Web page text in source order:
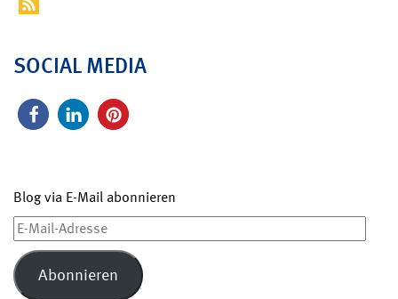
SOCIAL MEDIA
Blog via E-Mail abonnieren
E-
Mail-
Adresse
Abonnieren